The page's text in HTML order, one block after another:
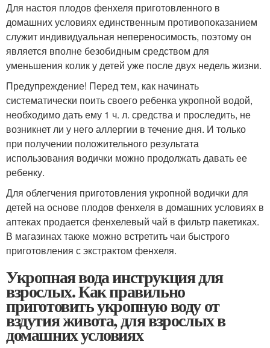
Для настоя плодов фенхеля приготовленного в
домашних условиях единственным противопоказанием
служит индивидуальная непереносимость, поэтому он
является вполне безобидным средством для
уменьшения колик у детей уже после двух недель жизни.
Предупреждение! Перед тем, как начинать
систематически поить своего ребенка укропной водой,
необходимо дать ему 1 ч. л. средства и проследить, не
возникнет ли у него аллергии в течение дня. И только
при получении положительного результата
использования водички можно продолжать давать ее
ребенку.
Для облегчения приготовления укропной водички для
детей на основе плодов фенхеля в домашних условиях в
аптеках продается фенхелевый чай в фильтр пакетиках.
В магазинах также можно встретить чаи быстрого
приготовления с экстрактом фенхеля.
Укропная вода инструкция для
взрослых. Как правильно
приготовить укропную воду от
вздутия живота, для взрослых в
домашних условиях